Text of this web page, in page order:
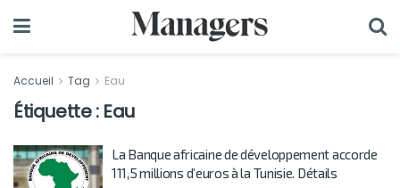
Accueil Tag Eau
Étiquette : Eau
La Banque africaine de développement accorde
111,5 millions d’euros à la Tunisie. Détails